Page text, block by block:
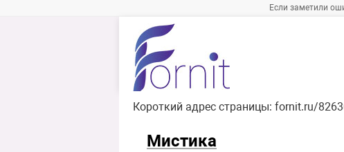
Если заметили
Короткий адрес страницы: fornit.ru/
Мистика